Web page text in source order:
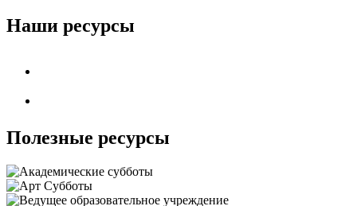
Наши ресурсы
Полезные ресурсы